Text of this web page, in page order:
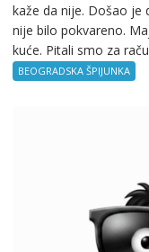
kaže da nije. Došao je
nije bilo pokvareno.
kuće. Pitali smo za
BEOGRADSKA ŠPIJUNKA